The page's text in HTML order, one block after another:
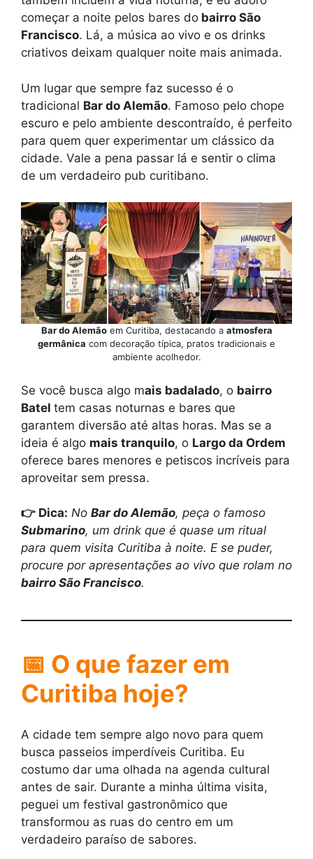
começar a noite pelos bares do bairro São
Francisco. Lá, a música ao vivo e os drinks
criativos deixam qualquer noite mais animada.
Um lugar que sempre faz sucesso é o
tradicional Bar do Alemão. Famoso pelo chope
escuro e pelo ambiente descontraído, é perfeito
para quem quer experimentar um clássico da
cidade. Vale a pena passar lá e sentir o clima
de um verdadeiro pub curitibano.
Bar do Alemãoem Curitiba, destacando a atmosfera
germânica com decoração típica, pratos tradicionais e
ambiente acolhedor.
Se você busca algo mais badalado, o bairro
Batel tem casas noturnas e bares que
garantem diversão até altas horas. Mas se a
ideia é algo mais tranquilo, o Largo da Ordem
oferece bares menores e petiscos incríveis para
aproveitar sem pressa.
👉 Dica: No Bar do Alemão, peça o famoso
Submarino, um drink que é quase um ritual
para quem visita Curitiba à noite. E se puder,
procure por apresentações ao vivo que rolam no
bairro São Francisco.
📅 O que fazer em
Curitiba hoje?
A cidade tem sempre algo novo para quem
busca passeios imperdíveis Curitiba. Eu
costumo dar uma olhada na agenda cultural
antes de sair. Durante a minha última visita,
peguei um festival gastronômico que
transformou as ruas do centro em um
verdadeiro paraíso de sabores.